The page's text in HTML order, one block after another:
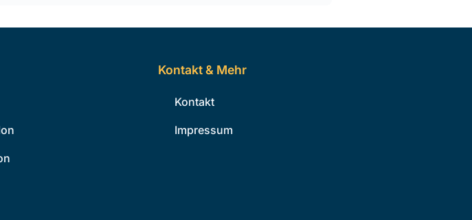
Kontakt & Mehr
Kontakt
Impressum